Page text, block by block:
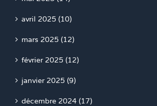
avril 2025 (10)
mars 2025 (12)
février 2025 (12)
janvier 2025 (9)
décembre 2024 (17)